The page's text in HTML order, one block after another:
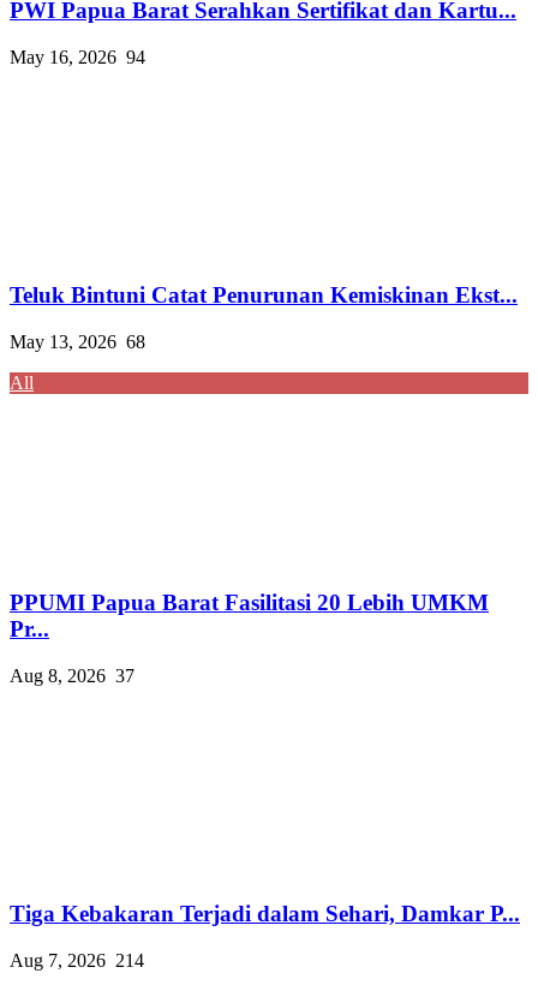
PWI Papua Barat Serahkan Sertifikat dan Kartu...
May 16, 2026 94
Teluk Bintuni Catat Penurunan Kemiskinan Ekst...
May 13, 2026 68
All
PPUMI Papua Barat Fasilitasi 20 Lebih UMKM
Pr...
Aug 8, 2026 37
Tiga Kebakaran Terjadi dalam Sehari, Damkar P...
Aug 7, 2026 214